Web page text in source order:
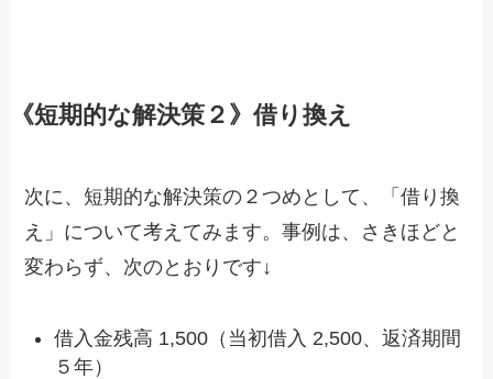
《短期的な解決策２》借り換え
次に、短期的な解決策の２つめとして、「借り換
え」について考えてみます。事例は、さきほどと
変わらず、次のとおりです↓
借入金残高 1,500（当初借入 2,500、返済期間
５年）